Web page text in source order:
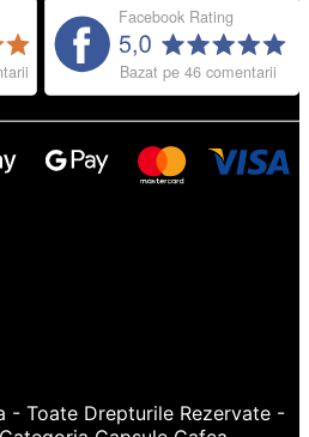
Toate Drepturile Rezervate -